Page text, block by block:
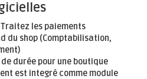
les paiements
du shop (Comptabilisation,
durée pour une boutique
est integré comme module